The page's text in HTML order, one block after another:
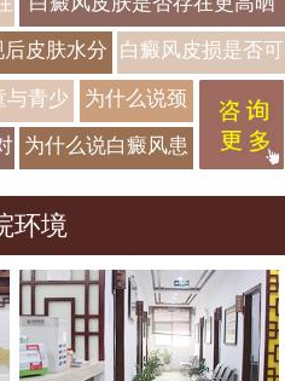
伤可能性？
皮肤水分
受影响？
白癜风皮损是否可
因皮肤状态改善而
短暂恢复？
与青少
？
为什么说颈
部白癜风需
要特别护理
为什么说白癜风患
环境